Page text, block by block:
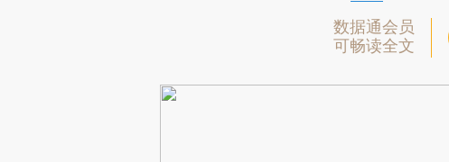
数据通会员
可畅读全文